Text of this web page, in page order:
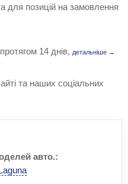
для позицій на замовлення
14 днів, детальніше →
та наших соціальних
авто.: